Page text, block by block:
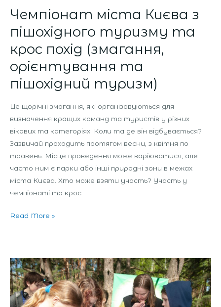
Чемпіонат міста Києва з
пішохідного туризму та
крос похід (змагання,
орієнтування та
пішохідний туризм)
Це щорічні змагання, які організовуються для
визначення кращих команд та туристів у різних
вікових та категоріях. Коли та де він відбувається?
Зазвичай проходить протягом весни, з квітня по
травень. Місце проведення може варіюватися, але
часто ним є парки або інші природні зони в межах
міста Києва. Хто може взяти участь? Участь у
чемпіонаті та крос
Read More »
Міські
змагання
зі
спортивного